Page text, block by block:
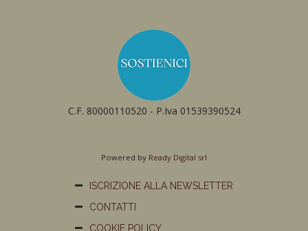
C.F. 80000110520 - P.Iva 01539390524
Powered by Ready Digital srl
ISCRIZIONE ALLA NEWSLETTER
CONTATTI
COOKIE POLICY